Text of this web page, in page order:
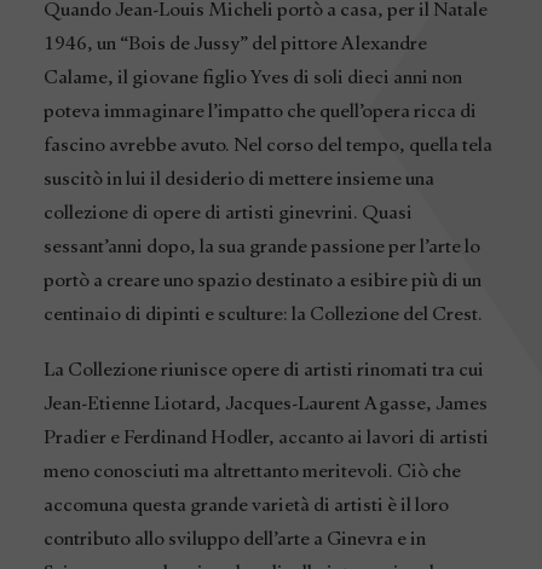
Quando Jean-Louis Micheli portò a casa, per il Natale
1946, un “Bois de Jussy” del pittore Alexandre
Calame, il giovane figlio Yves di soli dieci anni non
poteva immaginare l’impatto che quell’opera ricca di
fascino avrebbe avuto. Nel corso del tempo, quella tela
suscitò in lui il desiderio di mettere insieme una
collezione di opere di artisti ginevrini. Quasi
sessant’anni dopo, la sua grande passione per l’arte lo
portò a creare uno spazio destinato a esibire più di un
centinaio di dipinti e sculture: la Collezione del Crest.
La Collezione riunisce opere di artisti rinomati tra cui
Jean-Etienne Liotard, Jacques-Laurent Agasse, James
Pradier e Ferdinand Hodler, accanto ai lavori di artisti
meno conosciuti ma altrettanto meritevoli. Ciò che
accomuna questa grande varietà di artisti è il loro
contributo allo sviluppo dell’arte a Ginevra e in